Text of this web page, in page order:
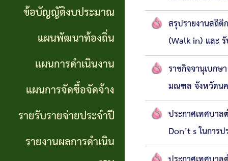
รัฐ
(e-
GP)
คู่มือ
การ
งาน
ประจำ
ปี
รายงาน
ผลการ
ดำเนิน
กิจกรรม
การ
ประชุม
สภา
แผน
กำลัง
ข้อบัญญัติงบประมาณ
แผนพัฒนาท้องถิ่น
แผนการดำเนินงาน
แผนการจัดซื้อจัดจ้าง
รายรับรายจ่ายประจำปี
รายงานผลการดำเนิน
สรุปรายงานสถิติ
(Walk in) และ
ราชกิจจานุเบกษ
มณฑล จังหวัดน
ประกาศเทศบา
Don’t s ในการ